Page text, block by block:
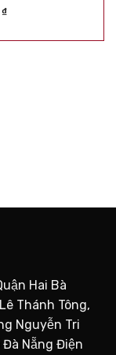
₫
Hai Bà
Thánh Tông,
Nguyễn Tri
Đà Nẵng Điện